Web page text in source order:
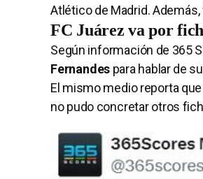
Atlético de Madrid.
FC Juárez va por
Según información de 365
Fernandes para hablar de
El mismo medio reporta
no pudo concretar otros